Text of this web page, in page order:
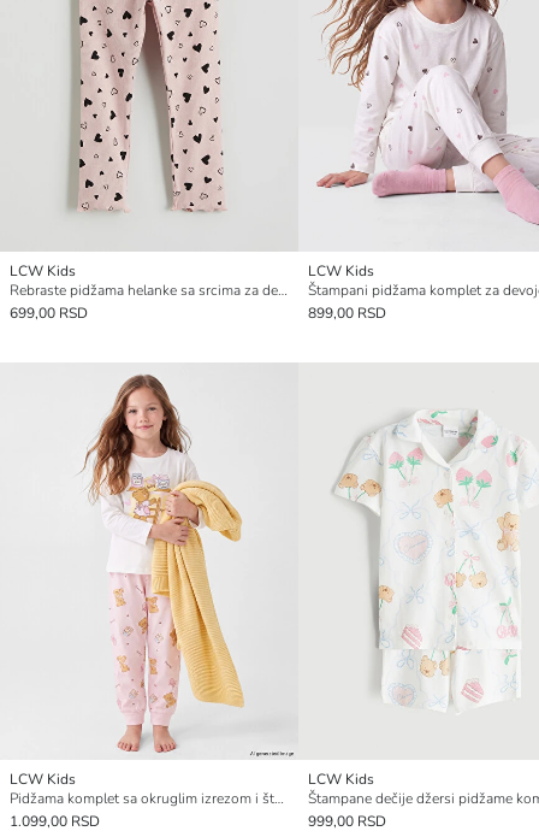
LCW Kids
Rebraste pidžama helanke sa srcima za devojčice
699,00 RSD
LCW Kids
Štampani pidžama komplet za
899,00 RSD
LCW Kids
Pidžama komplet sa okruglim izrezom i štampom za devojčice
1.099,00 RSD
LCW Kids
999,00 RSD